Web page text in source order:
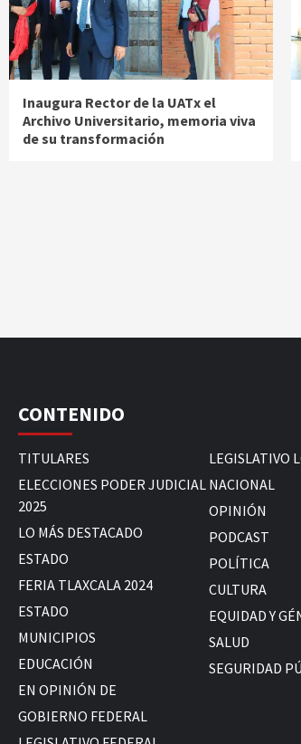
Inaugura Rector de la UATx el
Archivo Universitario, memoria viva
de su transformación
CONTENIDO
TITULARES
ELECCIONES PODER JUDICIAL
2025
LO MÁS DESTACADO
ESTADO
FERIA TLAXCALA 2024
ESTADO
MUNICIPIOS
EDUCACIÓN
EN OPINIÓN DE
GOBIERNO FEDERAL
LEGISLATIVO
NACIONAL
OPINIÓN
PODCAST
POLÍTICA
CULTURA
EQUIDAD Y
SALUD
SEGURIDAD